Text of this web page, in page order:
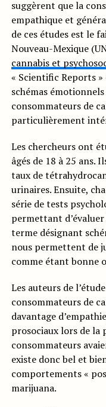
suggèrent que la
empathique et
de ces études est le
Nouveau-Mexique
cannabis et
« Scientific Reports
schémas
consommateurs de
particulièrement
Les chercheurs ont
âgés de 18 à 25 ans.
taux de
urinaires. Ensuite,
série de tests
permettant
terme désignant
nous permettent de
comme étant bonne
Les auteurs de
consommateurs de
davantage
prosociaux lors de la
consommateurs
existe donc bel et
comportements «
marijuana.